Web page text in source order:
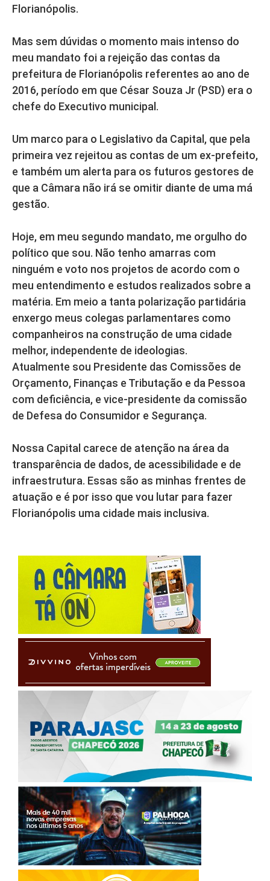
Florianópolis.
Mas sem dúvidas o momento mais intenso do
meu mandato foi a rejeição das contas da
prefeitura de Florianópolis referentes ao ano de
2016, período em que César Souza Jr (PSD) era o
chefe do Executivo municipal.
Um marco para o Legislativo da Capital, que pela
primeira vez rejeitou as contas de um ex-prefeito,
e também um alerta para os futuros gestores de
que a Câmara não irá se omitir diante de uma má
gestão.
Hoje, em meu segundo mandato, me orgulho do
político que sou. Não tenho amarras com
ninguém e voto nos projetos de acordo com o
meu entendimento e estudos realizados sobre a
matéria. Em meio a tanta polarização partidária
enxergo meus colegas parlamentares como
companheiros na construção de uma cidade
melhor, independente de ideologias.
Atualmente sou Presidente das Comissões de
Orçamento, Finanças e Tributação e da Pessoa
com deficiência, e vice-presidente da comissão
de Defesa do Consumidor e Segurança.
Nossa Capital carece de atenção na área da
transparência de dados, de acessibilidade e de
infraestrutura. Essas são as minhas frentes de
atuação e é por isso que vou lutar para fazer
Florianópolis uma cidade mais inclusiva.